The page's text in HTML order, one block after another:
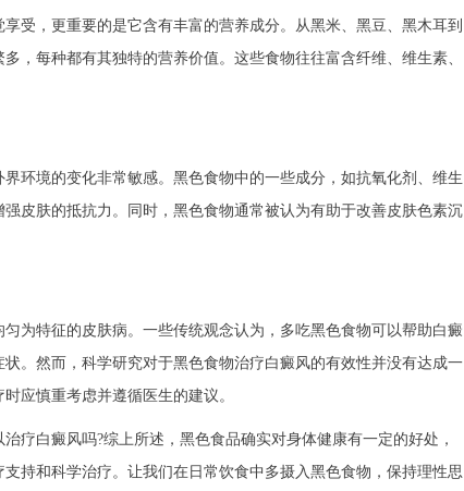
，更重要的是它含有丰富的营养成分。从黑米、黑豆、黑木耳到
，每种都有其独特的营养价值。这些食物往往富含纤维、维生素、
境的变化非常敏感。黑色食物中的一些成分，如抗氧化剂、维生
皮肤的抵抗力。同时，黑色食物通常被认为有助于改善皮肤色素沉
特征的皮肤病。一些传统观念认为，多吃黑色食物可以帮助白癜
。然而，科学研究对于黑色食物治疗白癜风的有效性并没有达成一
应慎重考虑并遵循医生的建议。
白癜风吗?综上所述，黑色食品确实对身体健康有一定的好处，
持和科学治疗。让我们在日常饮食中多摄入黑色食物，保持理性思